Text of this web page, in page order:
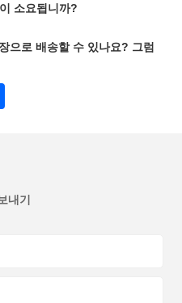
소요됩니까?
으로 배송할 수 있나요? 그럼
내기